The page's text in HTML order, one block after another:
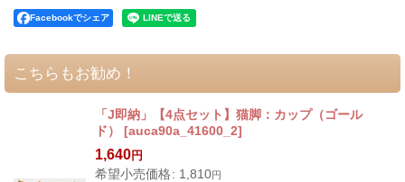
Facebookでシェア
こちらもお勧め！
「J即納」【4点セット】猫脚：カップ（ゴール
ド）
[auca90a_41600_2]
1,640円
希望小売価格: 1,810円